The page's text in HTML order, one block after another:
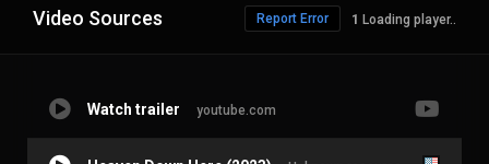
Video Sources 1 Loading player..
Report Error
Watch trailer youtube.com